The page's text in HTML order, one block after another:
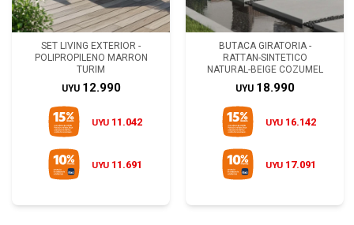
SET LIVING EXTERIOR -
POLIPROPILENO MARRON
TURIM
UYU 12.990
UYU 11.042
UYU 11.691
BUTACA GIRATORIA -
RATTAN-SINTETICO
NATURAL-BEIGE COZUMEL
UYU 18.990
UYU 16.142
UYU 17.091